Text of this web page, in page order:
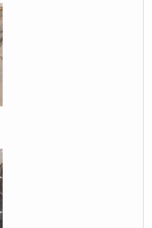
: 29.11.2025, 11:27:59 od: peki